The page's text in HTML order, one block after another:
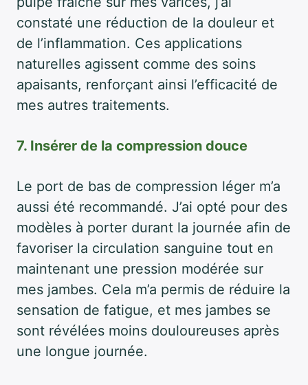
constaté une réduction de la douleur et
de l’inflammation. Ces applications
naturelles agissent comme des soins
apaisants, renforçant ainsi l’efficacité de
mes autres traitements.
7. Insérer de la compression douce
Le port de bas de compression léger m’a
aussi été recommandé. J’ai opté pour des
modèles à porter durant la journée afin de
favoriser la circulation sanguine tout en
maintenant une pression modérée sur
mes jambes. Cela m’a permis de réduire la
sensation de fatigue, et mes jambes se
sont révélées moins douloureuses après
une longue journée.